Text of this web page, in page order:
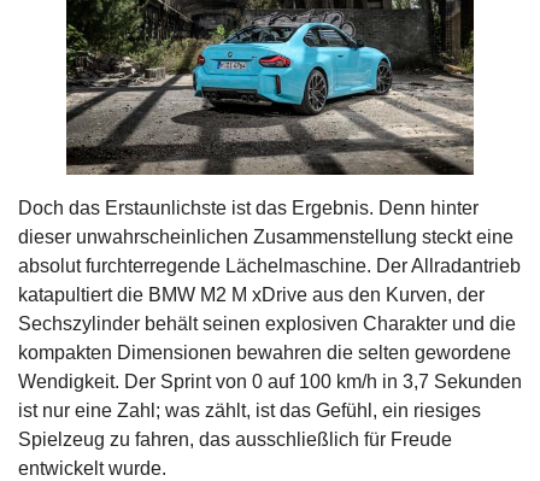
Doch das Erstaunlichste ist das Ergebnis. Denn hinter
dieser unwahrscheinlichen Zusammenstellung steckt eine
absolut furchterregende Lächelmaschine. Der Allradantrieb
katapultiert die BMW M2 M xDrive aus den Kurven, der
Sechszylinder behält seinen explosiven Charakter und die
kompakten Dimensionen bewahren die selten gewordene
Wendigkeit. Der Sprint von 0 auf 100 km/h in 3,7 Sekunden
ist nur eine Zahl; was zählt, ist das Gefühl, ein riesiges
Spielzeug zu fahren, das ausschließlich für Freude
entwickelt wurde.